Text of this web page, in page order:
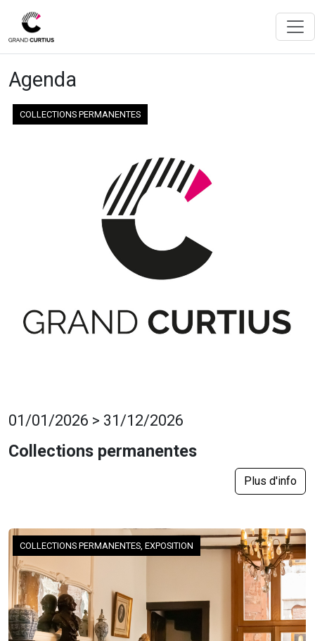
Agenda
COLLECTIONS PERMANENTES
01/01/2026 > 31/12/2026
Collections permanentes
Plus d'info
COLLECTIONS PERMANENTES, EXPOSITION